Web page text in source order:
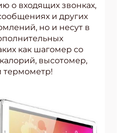
о входящих звонках,
и других
но и несут в
как шагомер со
высотомер,
термометр!